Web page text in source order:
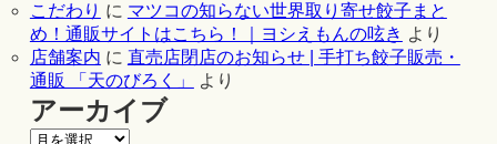
こだわり に マツコの知らない世界取り寄せ餃子まと
め！通販サイトはこちら！｜ヨシえもんの呟き より
店舗案内 に 直売店閉店のお知らせ | 手打ち餃子販売・
通販 「天のびろく」
より
アーカイブ